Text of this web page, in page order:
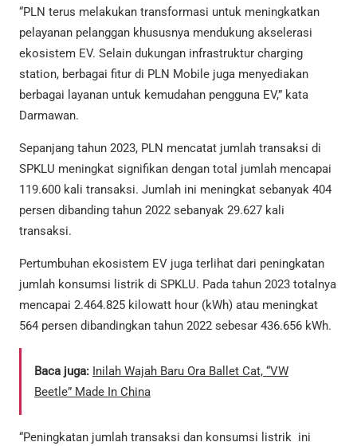
“PLN terus melakukan transformasi untuk meningkatkan
pelayanan pelanggan khususnya mendukung akselerasi
ekosistem EV. Selain dukungan infrastruktur charging
station, berbagai fitur di PLN Mobile juga menyediakan
berbagai layanan untuk kemudahan pengguna EV,” kata
Darmawan.
Sepanjang tahun 2023, PLN mencatat jumlah transaksi di
SPKLU meningkat signifikan dengan total jumlah mencapai
119.600 kali transaksi. Jumlah ini meningkat sebanyak 404
persen dibanding tahun 2022 sebanyak 29.627 kali
transaksi.
Pertumbuhan ekosistem EV juga terlihat dari peningkatan
jumlah konsumsi listrik di SPKLU. Pada tahun 2023 totalnya
mencapai 2.464.825 kilowatt hour (kWh) atau meningkat
564 persen dibandingkan tahun 2022 sebesar 436.656 kWh.
Baca juga: Inilah Wajah Baru Ora Ballet Cat, “VW
Beetle” Made In China
“Peningkatan jumlah transaksi dan konsumsi listrik ini